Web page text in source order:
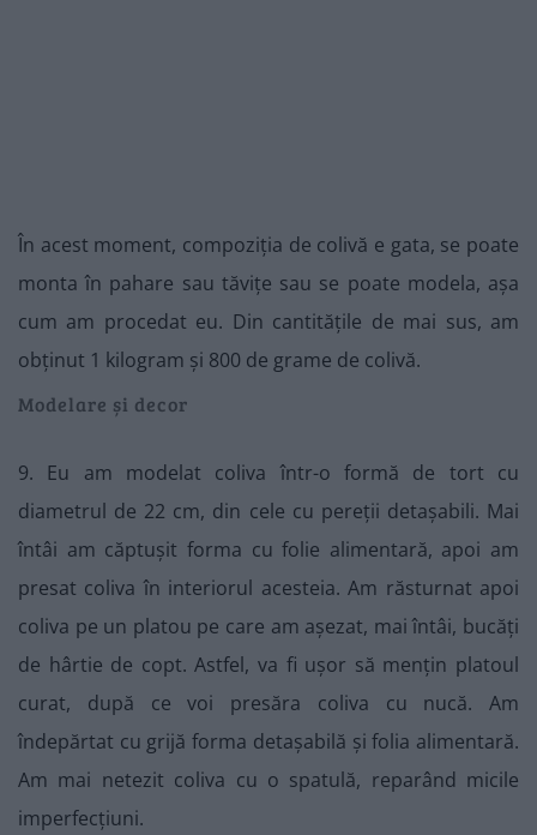
În acest moment, compoziția de colivă e gata, se poate
monta în pahare sau tăvițe sau se poate modela, așa
cum am procedat eu. Din cantitățile de mai sus, am
obținut 1 kilogram și 800 de grame de colivă.
Modelare și decor
9. Eu am modelat coliva într-o formă de tort cu
diametrul de 22 cm, din cele cu pereții detașabili. Mai
întâi am căptușit forma cu folie alimentară, apoi am
presat coliva în interiorul acesteia. Am răsturnat apoi
coliva pe un platou pe care am așezat, mai întâi, bucăți
de hârtie de copt. Astfel, va fi ușor să mențin platoul
curat, după ce voi presăra coliva cu nucă. Am
îndepărtat cu grijă forma detașabilă și folia alimentară.
Am mai netezit coliva cu o spatulă, reparând micile
imperfecțiuni.